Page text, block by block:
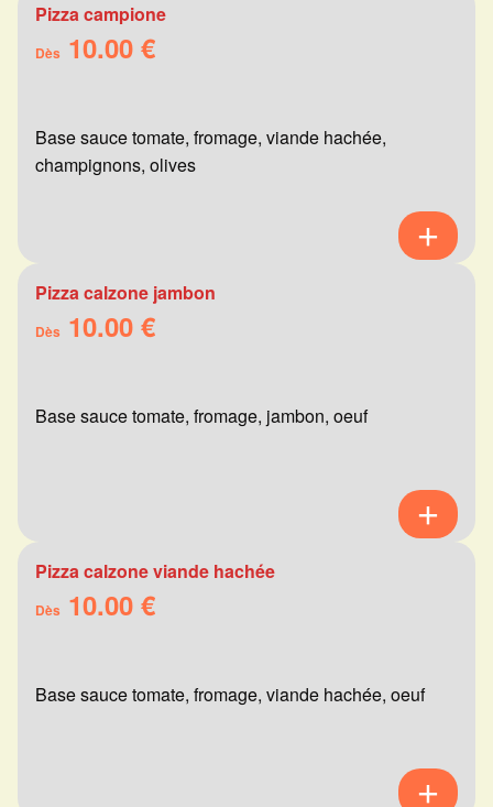
Pizza campione
Dès 10.00 €
Base sauce tomate, fromage, viande hachée,
champignons, olives
Pizza calzone jambon
Dès 10.00 €
Base sauce tomate, fromage, jambon, oeuf
Pizza calzone viande hachée
Dès 10.00 €
Base sauce tomate, fromage, viande hachée, oeuf